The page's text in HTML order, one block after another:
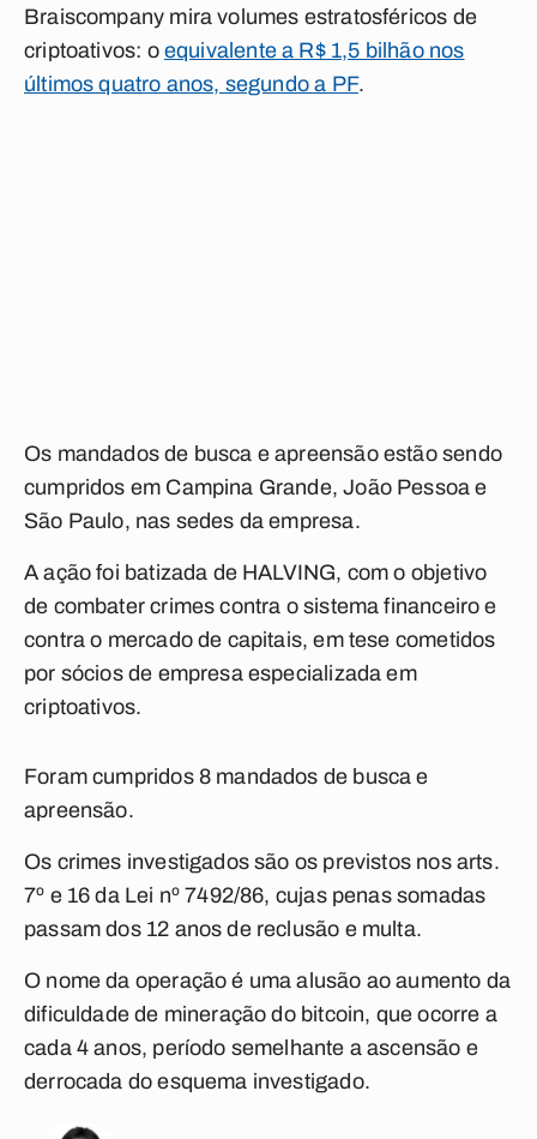
Braiscompany mira volumes estratosféricos de
criptoativos: o equivalente a R$ 1,5 bilhão nos
últimos quatro anos, segundo a PF.
Os mandados de busca e apreensão estão sendo
cumpridos em Campina Grande, João Pessoa e
São Paulo, nas sedes da empresa.
A ação foi batizada de HALVING, com o objetivo
de combater crimes contra o sistema financeiro e
contra o mercado de capitais, em tese cometidos
por sócios de empresa especializada em
criptoativos.
Foram cumpridos 8 mandados de busca e
apreensão.
Os crimes investigados são os previstos nos arts.
7º e 16 da Lei nº 7492/86, cujas penas somadas
passam dos 12 anos de reclusão e multa.
O nome da operação é uma alusão ao aumento da
dificuldade de mineração do bitcoin, que ocorre a
cada 4 anos, período semelhante a ascensão e
derrocada do esquema investigado.